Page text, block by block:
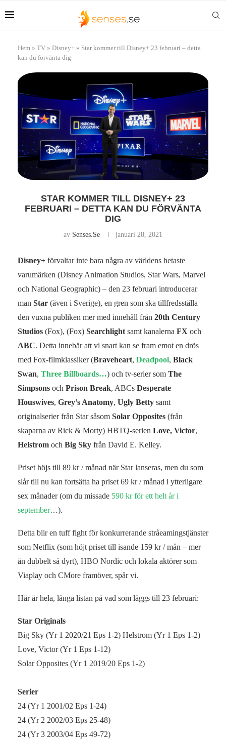
Hem » TV » Disney+ » Star kommer till Disney+ 23 februari – detta
kan du förvänta dig
STAR KOMMER TILL DISNEY+ 23
FEBRUARI – DETTA KAN DU FÖRVÄNTA
DIG
av Senses.se januari 28, 2021
Disney+ förvaltar inte bara några av världens hetaste
varumärken (Disney Animation Studios, Star Wars, Marvel
och National Geographic) – den 23 februari introducerar
man Star (även i Sverige), en gren som ska tillfredsställa
den vuxna publiken mer med innehåll från 20th Century
Studios (Fox), (Fox) Searchlight samt kanalerna FX och
ABC. Detta innebär att vi snart kan se fram emot en drös
med Fox-filmklassiker (Braveheart, Deadpool, Black
Swan, Three Billboards…) och tv-serier som The
Simpsons och Prison Break, ABCs Desperate
Houswives, Grey’s Anatomy, Ugly Betty samt
originalserier från Star såsom Solar Opposites (från
skaparna av Rick & Morty) HBTQ-serien Love, Victor,
Helstrom och Big Sky från David E. Kelley.
Priset höjs till 89 kr / månad när Star lanseras, men du som
slår till nu kan fortsätta ha priset 69 kr / månad i ytterligare
sex månader (om du missade 590 kr för ett helt år i
september…).
Detta blir en tuff fight för konkurrerande stråeamingstjänster
som Netflix (som höjt priset till isande 159 kr / mån – mer
än dubbelt så dyrt), HBO Nordic och lokala aktörer som
Viaplay och CMore framöver, spår vi.
Här är hela, långa listan på vad som läggs till 23 februari:
Star Originals
Big Sky (Yr 1 2020/21 Eps 1-2) Helstrom (Yr 1 Eps 1-2)
Love, Victor (Yr 1 Eps 1-12)
Solar Opposites (Yr 1 2019/20 Eps 1-2)
Serier
24 (Yr 1 2001/02 Eps 1-24)
24 (Yr 2 2002/03 Eps 25-48)
24 (Yr 3 2003/04 Eps 49-72)